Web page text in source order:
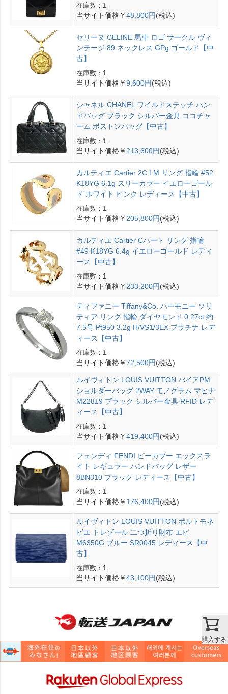
購入する
在庫数：1
当サイト価格￥48,800円(税込)
セリーヌ CELINE 馬車 ロゴ サークル ヴィ
ンテージ 89 ネックレス GPg ゴールド【中
古】
在庫数：1
当サイト価格￥9,600円(税込)
シャネル CHANEL ワイルドステッチ ハン
ドバッグ ブラック シルバー金具 ココチャ
ーム ボストンバッグ【中古】
在庫数：1
当サイト価格￥ 213,600円(税込)
カルティエ Cartier 2C LM リング 指輪 #52
K18YG 6.1g スリーカラー イエローゴール
ド ホワイト ピンク レディース【中古】
在庫数：1
当サイト価格￥ 205,800円(税込)
カルティエ Cartier Cハート リング 指輪
#49 K18YG 6.4g イエローゴールド レディ
ース【中古】
在庫数：1
当サイト価格￥ 233,200円(税込)
ティファニー Tiffany&Co. ハーモニー ソリ
ティア リング 指輪 ダイヤモンド 0.27ct 約
7.5号 Pt950 3.2g H/VS1/3EX プラチナ レデ
ィース【中古】
在庫数：1
当サイト価格￥72,500円(税込)
ルイヴィトン LOUIS VUITTON バイアPM
ショルダーバッグ 2WAY モノグラム マヒナ
M22819 ブラック シルバー金具 RFID レデ
ィース【中古】
在庫数：1
当サイト価格￥419,400円(税込)
フェンディ FENDI ピーカブー エックスラ
イト レギュラー ハンドバッグ レザー
8BN310 ブラック レディース【中古】
在庫数：1
当サイト価格￥ 176,400円(税込)
ルイヴィトン LOUIS VUITTON ポルトモネ
ビエ トレゾール 二つ折り財布 エピ
M6350G ブルー SR0045 レディース【中
古】
在庫数：1
当サイト価格￥43,100円(税込)